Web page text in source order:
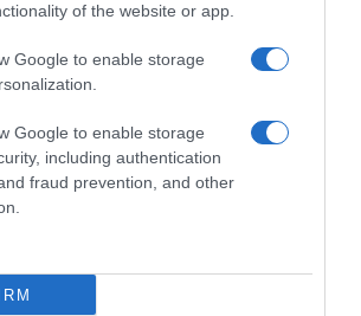
of the website or app.
Google to enable storage
Google to enable storage
including authentication
fraud prevention, and other
. Από 325 ψήφους.